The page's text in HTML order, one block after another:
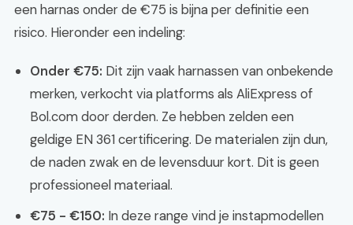
een harnas onder de €75 is bijna per definitie een
risico. Hieronder een indeling:
Onder €75: Dit zijn vaak harnassen van onbekende
merken, verkocht via platforms als AliExpress of
Bol.com door derden. Ze hebben zelden een
geldige EN 361 certificering. De materialen zijn dun,
de naden zwak en de levensduur kort. Dit is geen
professioneel materiaal.
€75 - €150: In deze range vind je instapmodellen